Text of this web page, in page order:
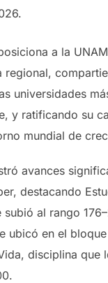
a la
regional,
universidades
y ratificando su
mundial de
avances
destacando
subió al rango
ubicó en el
disciplina que